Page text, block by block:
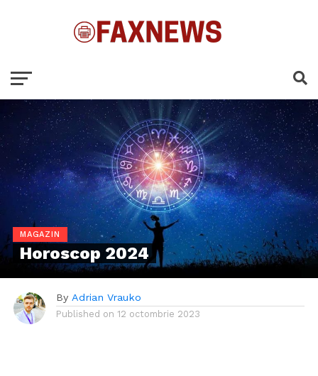
MAGAZIN
Horoscop 2024
By Adrian Vrauko
Published on 12 octombrie 2023